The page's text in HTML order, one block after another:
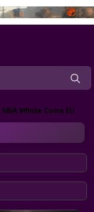
NBA Infinite Coins EU